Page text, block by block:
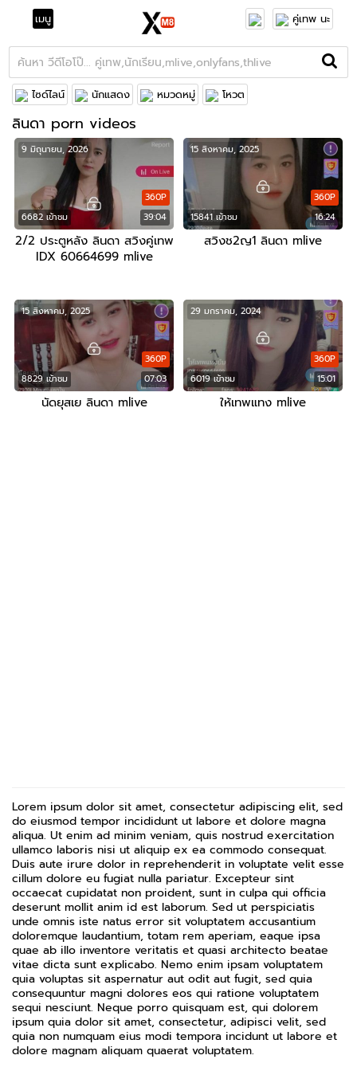
เมนู คู่เทพ นะ
ไซด์ไลน์ นักแสดง หมวดหมู่ โหวต
ลินดา porn videos
6682 เข้าชม 39:04
360P
9 มิถุนายน, 2026
2/2 ประตูหลัง ลินดา สวิงคู่เทพ
IDX 60664699 mlive
15841 เข้าชม 16:24
360P
15 สิงหาคม, 2025
สวิงช2ญ1 ลินดา mlive
8829 เข้าชม 07:03
360P
15 สิงหาคม, 2025
นัดยุสเย ลินดา mlive
6019 เข้าชม 15:01
360P
29 มกราคม, 2024
ให้เทพแทง mlive
Lorem ipsum dolor sit amet, consectetur adipiscing elit, sed
do eiusmod tempor incididunt ut labore et dolore magna
aliqua. Ut enim ad minim veniam, quis nostrud exercitation
ullamco laboris nisi ut aliquip ex ea commodo consequat.
Duis aute irure dolor in reprehenderit in voluptate velit esse
cillum dolore eu fugiat nulla pariatur. Excepteur sint
occaecat cupidatat non proident, sunt in culpa qui officia
deserunt mollit anim id est laborum. Sed ut perspiciatis
unde omnis iste natus error sit voluptatem accusantium
doloremque laudantium, totam rem aperiam, eaque ipsa
quae ab illo inventore veritatis et quasi architecto beatae
vitae dicta sunt explicabo. Nemo enim ipsam voluptatem
quia voluptas sit aspernatur aut odit aut fugit, sed quia
consequuntur magni dolores eos qui ratione voluptatem
sequi nesciunt. Neque porro quisquam est, qui dolorem
ipsum quia dolor sit amet, consectetur, adipisci velit, sed
quia non numquam eius modi tempora incidunt ut labore et
dolore magnam aliquam quaerat voluptatem.